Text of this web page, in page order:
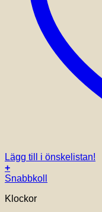
Lägg till i önskelistan!
+
Snabbkoll
Klockor